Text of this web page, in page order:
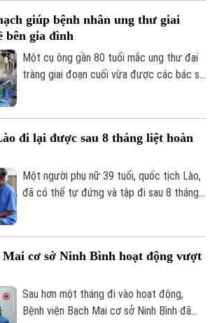
ngay từ mỗi gia đình, mỗi khu dân cư
được xem là giải pháp quan trọng để ngăn
chặn dịch lây lan.
giúp bệnh nhân ung thư giai
bên gia đình
Một cụ ông gần 80 tuổi mắc ung thư đại
tràng giai đoạn cuối vừa được các bác sĩ
những ngày cuối đời.
đi lại được sau 8 tháng liệt hoàn
Một người phụ nữ 39 tuổi, quốc tịch Lào,
đã có thể tự đứng và tập đi sau 8 tháng
Mai cơ sở Ninh Bình hoạt động vượt
Sau hơn một tháng đi vào hoạt động,
Bệnh viện Bạch Mai cơ sở Ninh Bình đã